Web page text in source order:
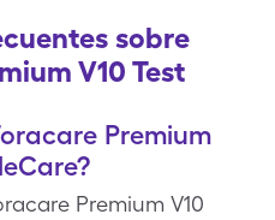
sobre
V10 Test
Premium
Premium V10